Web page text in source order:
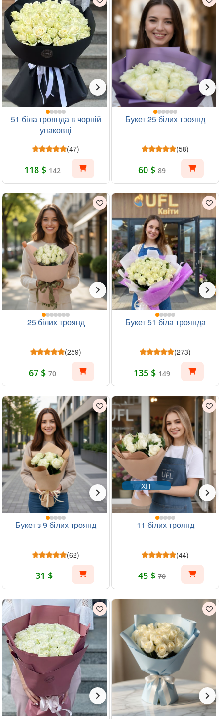
51 біла троянда в чорній
упаковці
(47)
118 $ 142
Букет 25 білих троянд
(58)
60 $ 89
25 білих троянд
(259)
67 $ 70
Букет 51 біла троянда
(273)
135 $ 149
Букет з 9 білих троянд
(62)
31 $
ХІТ
11 білих троянд
(44)
45 $ 70